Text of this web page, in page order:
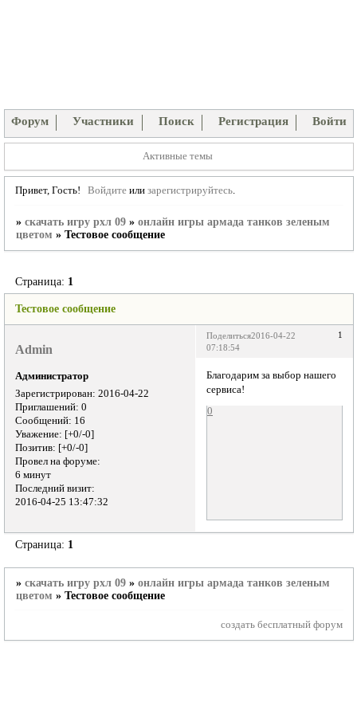
Форум Участники Поиск Регистрация Войти
Активные темы
Привет, Гость! Войдитеили зарегистрируйтесь.
» скачать игру рхл 09 » онлайн игры армада танков зеленым
цветом » Тестовое сообщение
Тестовое сообщение
Страница: 1
Поделиться 1
2016-04-22
07:18:54
Admin
Администратор
Зарегистрирован: 2016-04-22
Приглашений: 0
Сообщений: 16
Уважение: [+0/-0]
Позитив: [+0/-0]
Провел на форуме:
6 минут
Последний визит:
2016-04-25 13:47:32
Благодарим за выбор нашего
сервиса!
0
Страница: 1
» скачать игру рхл 09 » онлайн игры армада танков зеленым
цветом » Тестовое сообщение
создать бесплатный форум